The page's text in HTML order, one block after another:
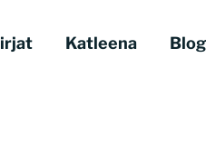
Katleena